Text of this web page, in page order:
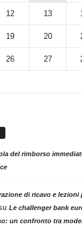
12 13
19 20
26 27
del rimborso
di ricavo e lezioni
Le challenger bank
un confronto tra